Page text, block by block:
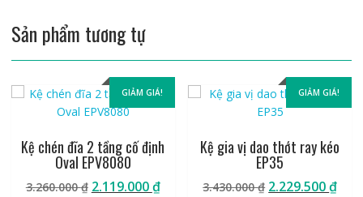
Sản phẩm tương tự
GIẢM GIÁ!
Kệ chén đĩa 2 tầng cố định
Oval EPV8080
3.260.000₫ Giá
2.119.000₫Giá
GIẢM GIÁ!
Kệ gia vị dao thớt ray kéo
EP35
3.430.000₫ Giá
2.229.500₫Giá